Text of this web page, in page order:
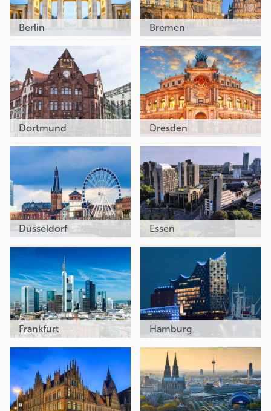
Berlin Bremen
Dortmund Dresden
Düsseldorf Essen
Frankfurt Hamburg